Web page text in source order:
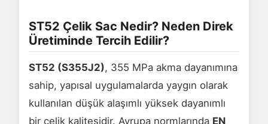
ST52 Çelik Sac Nedir? Neden Direk
Üretiminde Tercih Edilir?
ST52 (S355J2), 355 MPa akma dayanımına
sahip, yapısal uygulamalarda yaygın olarak
kullanılan düşük alaşımlı yüksek dayanımlı
bir çelik kalitesidir. Avrupa normlarında EN